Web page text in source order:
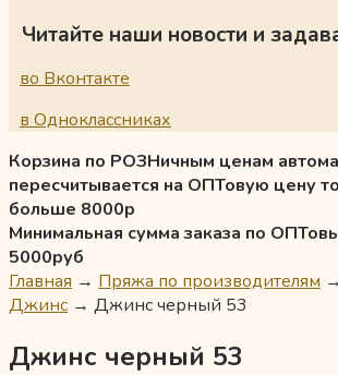
Читайте наши новости и
во Вконтакте
в Одноклассниках
Корзина по РОЗНичным ценам
пересчитывается на ОПТовую цену
больше 8000р
Минимальная сумма заказа по
5000руб
Главная → Пряжа по производителям →
Джинс → Джинс черный 53
Джинс черный 53